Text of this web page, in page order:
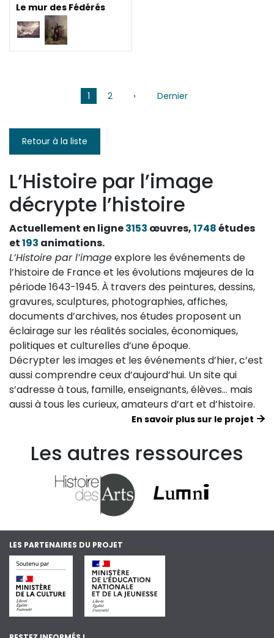
Le mur des Fédérés
Pagination1 2 ›
Page
Dernier
Retour à la liste
L’Histoire par l’image
décrypte l’histoire
Actuellement en ligne3153 œuvres,1748études
et193 animations.
L’Histoire par l’imageexplore les événements de
l’histoire de France et les évolutions majeures de la
période 1643-1945. À travers des peintures, dessins,
gravures, sculptures, photographies, affiches,
documents d’archives, nos études proposent un
éclairage sur les réalités sociales, économiques,
politiques et culturelles d’une époque.
Décrypter les images et les événements d’hier, c’est
aussi comprendre ceux d’aujourd’hui. Un site qui
s’adresse à tous, famille, enseignants, élèves… mais
aussi à tous les curieux, amateurs d’art et d’histoire.
En savoir plus sur le projet
Les autres ressources
LES PARTENAIRES DU PROJET